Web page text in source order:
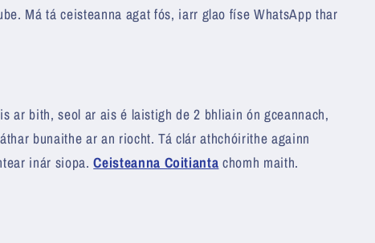
Má tá ceisteanna agat fós, iarr glao físe WhatsApp thar
ar bith, seol ar ais é laistigh de 2 bhliain ón gceannach,
bunaithe ar an riocht. Tá clár athchóirithe againn
inár siopa.Ceisteanna Coitianta chomh maith.